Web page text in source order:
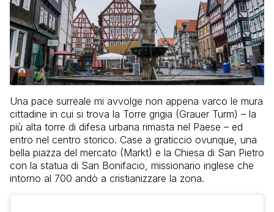
Una pace surreale mi avvolge non appena varco le mura
cittadine in cui si trova la Torre grigia (Grauer Turm) – la
più alta torre di difesa urbana rimasta nel Paese – ed
entro nel centro storico. Case a graticcio ovunque, una
bella piazza del mercato (Markt) e la Chiesa di San Pietro
con la statua di San Bonifacio, missionario inglese che
intorno al 700 andò a cristianizzare la zona.